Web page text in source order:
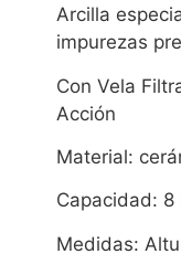
Arcilla
impurezas
Con Vela
Acción
Material:
Capacidad: 8
Medidas: